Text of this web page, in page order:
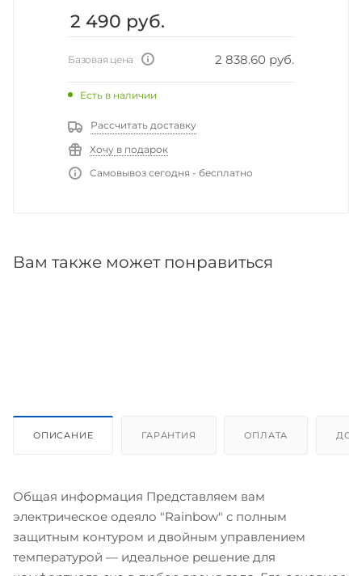
2 490 руб.
Базовая цена 2 838.60 руб.
Есть в наличии
Рассчитать доставку
Хочу в подарок
Самовывоз сегодня - бесплатно
Вам также может понравиться
ОПИСАНИЕ ГАРАНТИЯ ОПЛАТА
Общая информация Представляем вам
электрическое одеяло "Rainbow" с полным
защитным контуром и двойным управлением
температурой — идеальное решение для